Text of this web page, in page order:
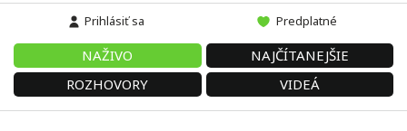
Prihlásiť sa Predplatné
NAŽIVO
NAJČÍTANEJŠIE
ROZHOVORY
VIDEÁ